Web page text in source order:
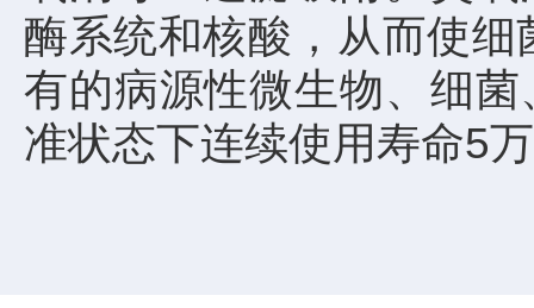
酶系统和核酸，从而使
有的病源性微生物、细
准状态下连续使用寿命5